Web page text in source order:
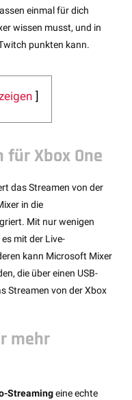
einmal für dich
wissen musst, und in
punkten kann.
Xbox One
das Streamen von der
in die
Mit nur wenigen
mit der Live-
kann Microsoft Mixer
die über einen USB-
Streamen von der Xbox
mehr
Streamingeine echte